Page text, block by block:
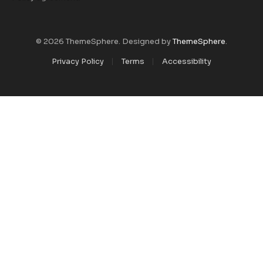
© 2026 ThemeSphere. Designed byThemeSphere.
Privacy Policy
Terms Accessibility